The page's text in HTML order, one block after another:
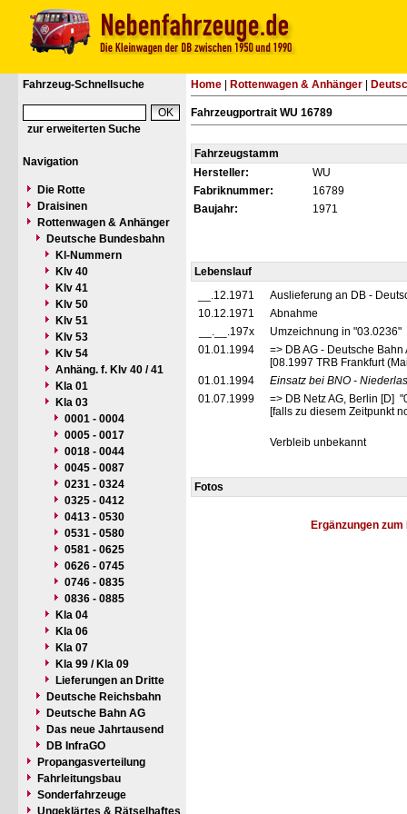
Fahrzeug-Schnellsuche
zur erweiterten Suche
Navigation
Die Rotte
Draisinen
Rottenwagen & Anhänger
Deutsche Bundesbahn
Kl-Nummern
Klv 40
Klv 41
Klv 50
Klv 51
Klv 53
Klv 54
Anhäng. f. Klv 40 / 41
Kla 01
Kla 03
0001 - 0004
0005 - 0017
0018 - 0044
0045 - 0087
0231 - 0324
0325 - 0412
0413 - 0530
0531 - 0580
0581 - 0625
0626 - 0745
0746 - 0835
0836 - 0885
Kla 04
Kla 06
Kla 07
Kla 99 / Kla 09
Lieferungen an Dritte
Deutsche Reichsbahn
Deutsche Bahn AG
Das neue Jahrtausend
DB InfraGO
Propangasverteilung
Fahrleitungsbau
Sonderfahrzeuge
Ungeklärtes & Rätselhaftes
Home Rottenwagen & Anhänger
Fahrzeugportrait WU 16789
Fahrzeugstamm
Hersteller:
WU
Fabriknummer:
16789
Baujahr:
1971
Lebenslauf
__.12.1971
Auslieferung an DB -
10.12.1971
Abnahme
__.__.197x
Umzeichnung in "03.0236"
01.01.1994
=> DB AG - Deutsche
[08.1997 TRB Frankfurt
01.01.1994
Einsatz bei BNO -
01.07.1999
=> DB Netz AG, Berlin [D]
[falls zu diesem Zeitpunkt
Verbleib unbekannt
Fotos
Ergänzungen